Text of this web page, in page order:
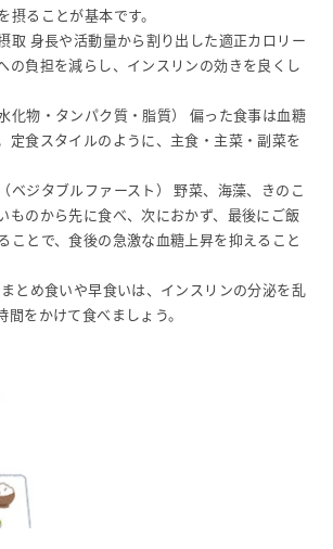
摂ることが基本です。
取 身長や活動量から割り出した適正カロリー
の負担を減らし、インスリンの効きを良くし
化物・タンパク質・脂質） 偏った食事は血糖
定食スタイルのように、主食・主菜・副菜を
ベジタブルファースト） 野菜、海藻、きのこ
ものから先に食べ、次におかず、最後にご飯
ことで、食後の急激な血糖上昇を抑えること
とめ食いや早食いは、インスリンの分泌を乱
間をかけて食べましょう。